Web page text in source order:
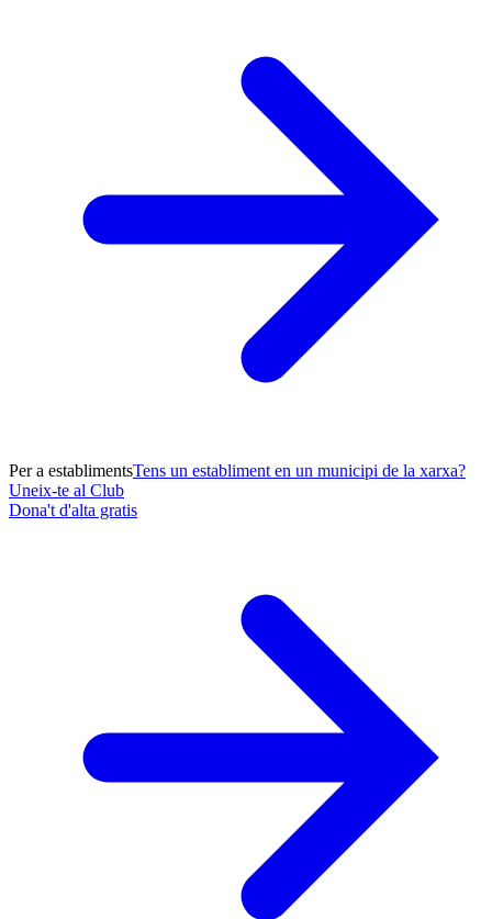
Per a establimentsTens un establiment en un municipi de la xarxa?
Uneix-te al Club
Dona't d'alta gratis